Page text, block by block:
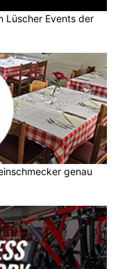
Lüscher Events der
genau